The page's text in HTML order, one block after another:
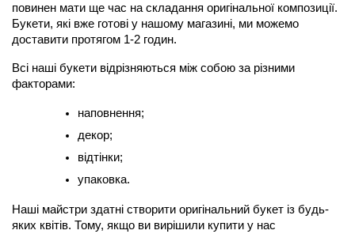
повинен мати ще час на складання оригінальної композиції.
Букети, які вже готові у нашому магазині, ми можемо
доставити протягом 1-2 годин.
Всі наші букети відрізняються між собою за різними
факторами:
наповнення;
декор;
відтінки;
упаковка.
Наші майстри здатні створити оригінальний букет із будь-
яких квітів. Тому, якщо ви вирішили купити у нас